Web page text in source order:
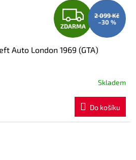
Z
D
A
M
A
ZDARMA
2 099 Kč
–30 %
Auto London 1969 (GTA)
Skladem
Do košíku